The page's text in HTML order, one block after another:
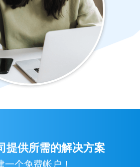
提供所需的解决方案
一个免费帐户！